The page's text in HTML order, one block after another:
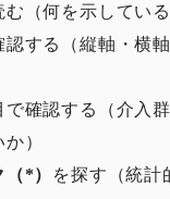
む（何を示してい
認する（縦軸・横
で確認する（介入
）
*）
を探す（統計